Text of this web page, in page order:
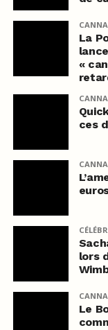
La
«
ces
lors
Le